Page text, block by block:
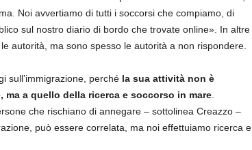
Noi avvertiamo di tutti i soccorsi che compiamo, di
sul nostro diario di bordo che trovate online». In altre
autorità, ma sono spesso le autorità a non rispondere.
sull’immigrazione, perchéla sua attività non è
a quello della ricerca e soccorso in mare.
che rischiano di annegare – sottolinea Creazzo –
può essere correlata, ma noi effettuiamo ricerca e